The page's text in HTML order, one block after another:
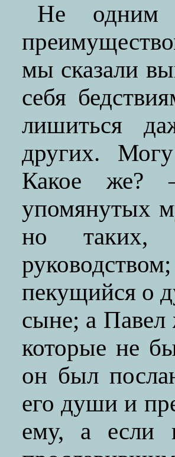
Не одним
мы сказали
себя
лишиться
других.
Какое же?
упомянутых
но таких,
пекущийся о
сыне; а Павел
которые не
он был
его души и
ему, а если